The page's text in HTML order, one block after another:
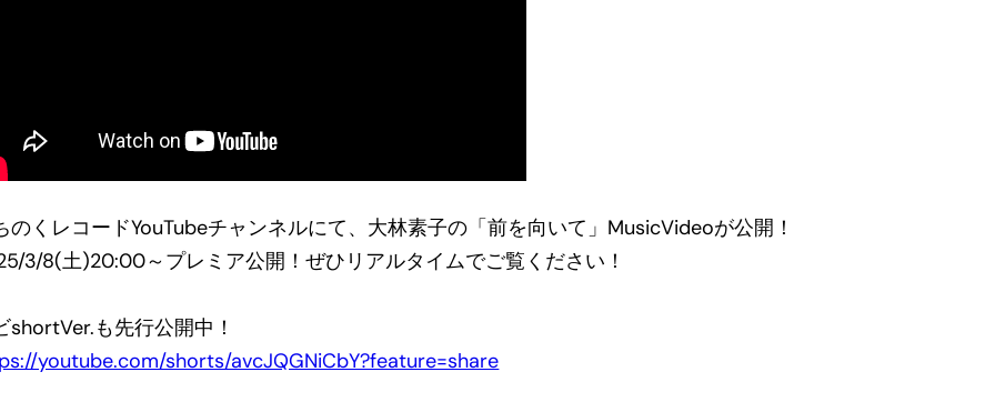
のくレコードYouTubeチャンネルにて、大林素子の「前を向いて」MusicVideoが公開！
3/8(土)20:00～プレミア公開！ぜひリアルタイムでご覧ください！
shortVer.も先行公開中！
youtube.com/shorts/avcJQGNiCbY?feature=share